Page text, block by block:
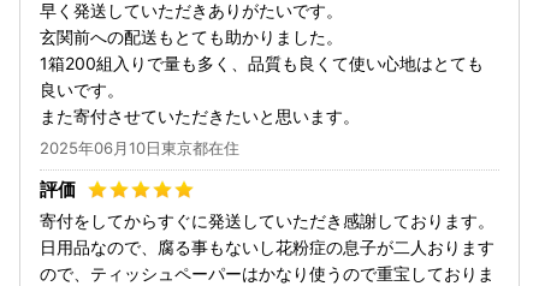
早く発送していただきありがたいです。
玄関前への配送もとても助かりました。
1箱200組入りで量も多く、品質も良くて使い心地はとても
良いです。
また寄付させていただきたいと思います。
2025年06月10日東京都在住
寄付をしてからすぐに発送していただき感謝しております。
日用品なので、腐る事もないし花粉症の息子が二人おります
ので、ティッシュペーパーはかなり使うので重宝しておりま